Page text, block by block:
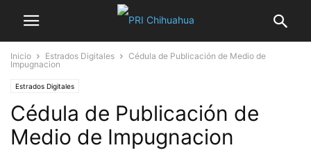
Inicio Estrados Digitales
Cédula de Publicación de Medio de
Impugnacion
Estrados Digitales
Cédula de Publicación de
Medio de Impugnacion